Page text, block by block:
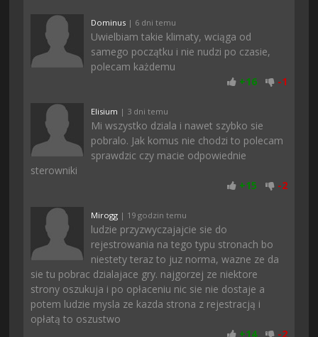
Dominus | 6 dni temu
Uwielbiam takie klimaty, wciąga od
samego początku i nie nudzi po czasie,
polecam każdemu
+16 -1
Elisium | 3 dni temu
Mi wszystko dziala i nawet szybko sie
pobralo. Jak komus nie chodzi to polecam
sprawdzic czy macie odpowiednie
sterowniki
+15 -2
Mirogg | 19 godzin temu
ludzie przyzwyczajajcie sie do
rejestrowania na tego typu stronach bo
niestety teraz to juz norma, wazne ze da
sie tu pobrac dzialajace gry. najgorzej ze niektore
strony oszukuja i po opłaceniu nic sie nie dostaje a
potem ludzie mysla ze kazda strona z rejestracją i
opłatą to oszustwo
+14 -2